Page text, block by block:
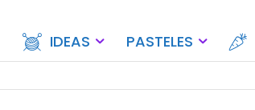
IDEAS PASTELES